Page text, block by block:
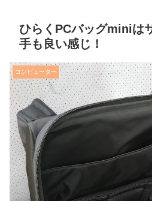
ひらくPCバッグminiは
手も良い感じ！
コンピューター